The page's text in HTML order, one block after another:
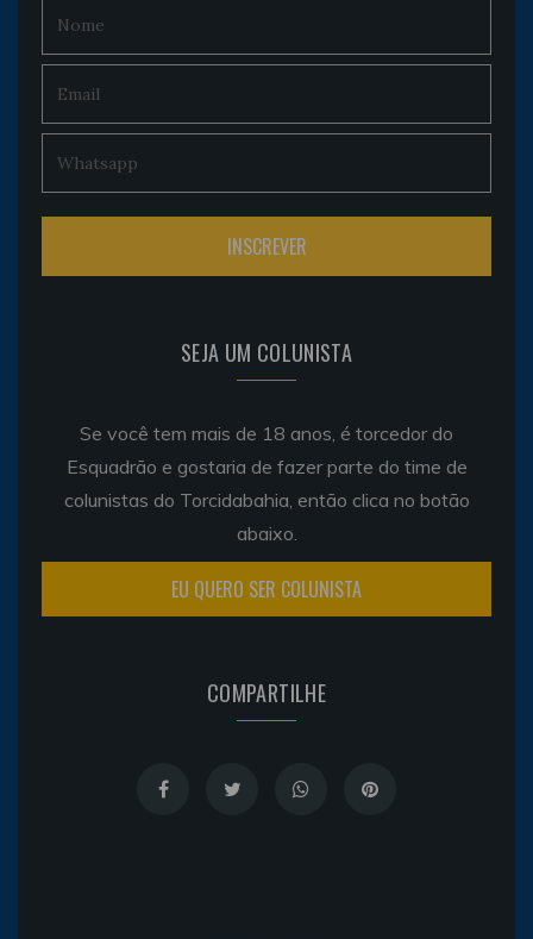
SEJA UM COLUNISTA
Se você tem mais de 18 anos, é torcedor do
Esquadrão e gostaria de fazer parte do time de
colunistas do Torcidabahia, então clica no botão
abaixo.
EU QUERO SER COLUNISTA
COMPARTILHE